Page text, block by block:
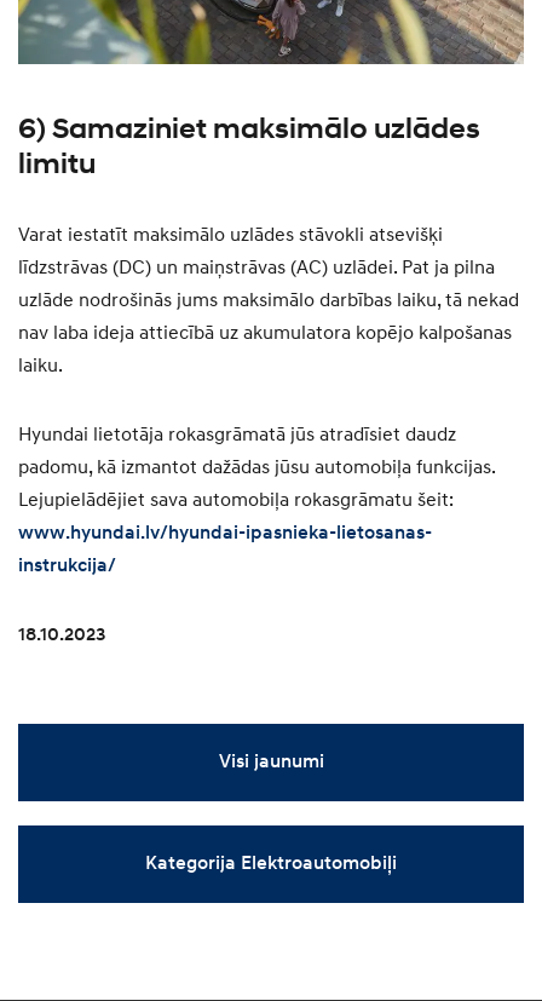
6) Samaziniet maksimālo uzlādes
limitu
Varat iestatīt maksimālo uzlādes stāvokli atsevišķi
līdzstrāvas (DC) un maiņstrāvas (AC) uzlādei. Pat ja pilna
uzlāde nodrošinās jums maksimālo darbības laiku, tā nekad
nav laba ideja attiecībā uz akumulatora kopējo kalpošanas
laiku.
Hyundai lietotāja rokasgrāmatā jūs atradīsiet daudz
padomu, kā izmantot dažādas jūsu automobiļa funkcijas.
Lejupielādējiet sava automobiļa rokasgrāmatu šeit:
www.hyundai.lv/hyundai-ipasnieka-lietosanas-
instrukcija/
18.10.2023
Visi jaunumi
Kategorija Elektroautomobiļi